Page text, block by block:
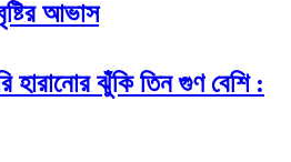
আভাস
হারানোর ঝুঁকি তিন গুণ বেশি :